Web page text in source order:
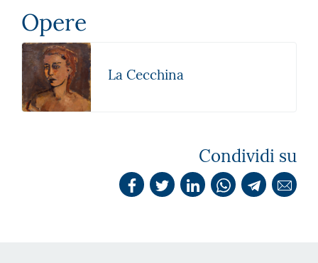
Opere
La Cecchina
Condividi su